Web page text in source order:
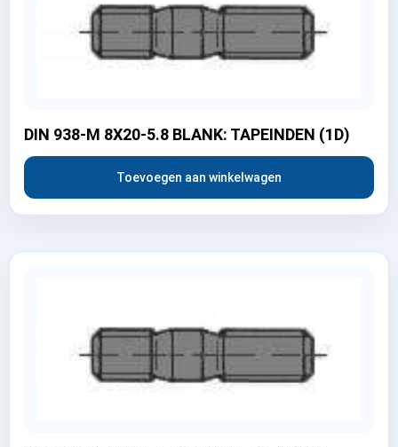
DIN 938-M 8X20-5.8 BLANK: TAPEINDEN (1D)
Toevoegen aan winkelwagen